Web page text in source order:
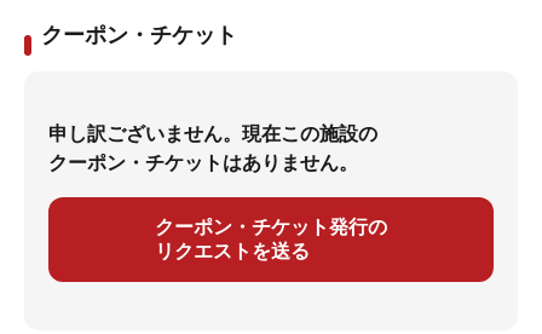
クーポン・チケット
申し訳ございません。現在この施設の
クーポン・チケットはありません。
クーポン・チケット発行の
リクエストを送る